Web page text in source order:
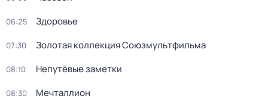
06:25 Здоровье
07:30 Золотая коллекция Союзмультфильма
08:10 Непутёвые заметки
08:30 Мечталлион